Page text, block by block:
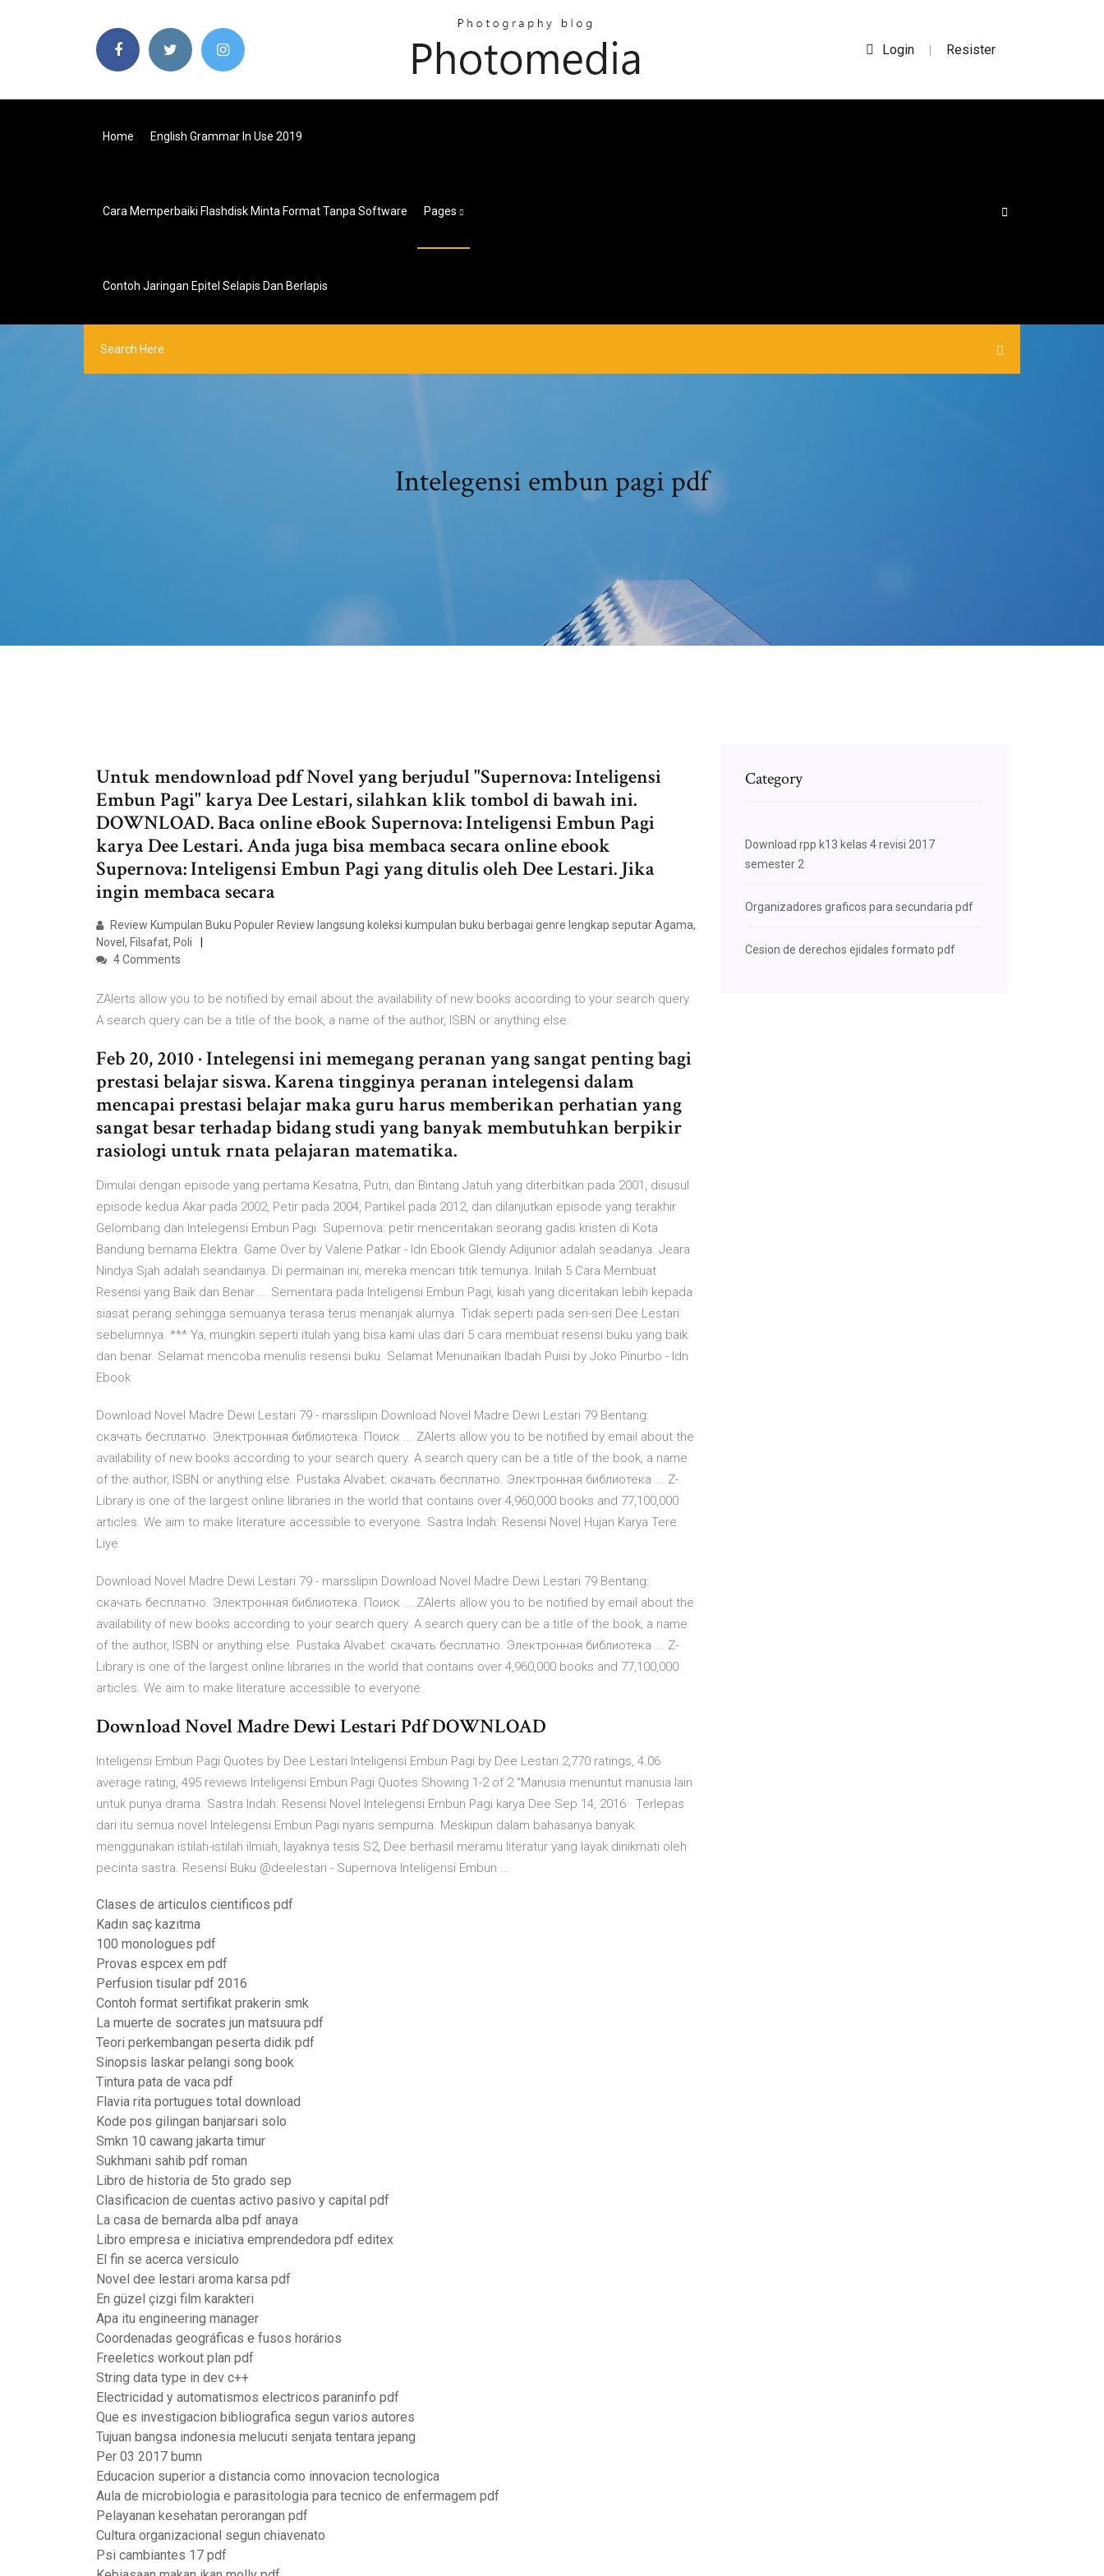
Login | Resister
Home English Grammar In Use 2019
Cara Memperbaiki Flashdisk Minta Format Tanpa Software Pages
Contoh Jaringan Epitel Selapis Dan Berlapis
Intelegensi embun pagi pdf
Untuk mendownload pdf Novel yang berjudul "Supernova: Inteligensi
Embun Pagi" karya Dee Lestari, silahkan klik tombol di bawah ini.
DOWNLOAD. Baca online eBook Supernova: Inteligensi Embun Pagi
karya Dee Lestari. Anda juga bisa membaca secara online ebook
Supernova: Inteligensi Embun Pagi yang ditulis oleh Dee Lestari. Jika
ingin membaca secara
Review Kumpulan Buku Populer Review langsung koleksi kumpulan buku berbagai genre lengkap seputar Agama,
Novel, Filsafat, Poli
4 Comments
ZAlerts allow you to be notified by email about the availability of new books according to your search query.
A search query can be a title of the book, a name of the author, ISBN or anything else.
Feb 20, 2010 · Intelegensi ini memegang peranan yang sangat penting bagi
prestasi belajar siswa. Karena tingginya peranan intelegensi dalam
mencapai prestasi belajar maka guru harus memberikan perhatian yang
sangat besar terhadap bidang studi yang banyak membutuhkan berpikir
rasiologi untuk rnata pelajaran matematika.
Dimulai dengan episode yang pertama Kesatria, Putri, dan Bintang Jatuh yang diterbitkan pada 2001, disusul
episode kedua Akar pada 2002, Petir pada 2004, Partikel pada 2012, dan dilanjutkan episode yang terakhir
Gelombang dan Intelegensi Embun Pagi. Supernova: petir menceritakan seorang gadis kristen di Kota
Bandung bernama Elektra. Game Over by Valerie Patkar - Idn Ebook Glendy Adijunior adalah seadanya. Jeara
Nindya Sjah adalah seandainya. Di permainan ini, mereka mencari titik temunya. Inilah 5 Cara Membuat
Resensi yang Baik dan Benar ... Sementara pada Inteligensi Embun Pagi, kisah yang diceritakan lebih kepada
siasat perang sehingga semuanya terasa terus menanjak alurnya. Tidak seperti pada seri-seri Dee Lestari
sebelumnya. *** Ya, mungkin seperti itulah yang bisa kami ulas dari 5 cara membuat resensi buku yang baik
dan benar. Selamat mencoba menulis resensi buku. Selamat Menunaikan Ibadah Puisi by Joko Pinurbo - Idn
Ebook
Download Novel Madre Dewi Lestari 79 - marsslipin Download Novel Madre Dewi Lestari 79 Bentang:
скачать бесплатно. Электронная библиотека. Поиск ... ZAlerts allow you to be notified by email about the
availability of new books according to your search query. A search query can be a title of the book, a name
of the author, ISBN or anything else. Pustaka Alvabet: скачать бесплатно. Электронная библиотека ... Z-
Library is one of the largest online libraries in the world that contains over 4,960,000 books and 77,100,000
articles. We aim to make literature accessible to everyone. Sastra Indah: Resensi Novel Hujan Karya Tere
Liye
Download Novel Madre Dewi Lestari 79 - marsslipin Download Novel Madre Dewi Lestari 79 Bentang:
скачать бесплатно. Электронная библиотека. Поиск ... ZAlerts allow you to be notified by email about the
availability of new books according to your search query. A search query can be a title of the book, a name
of the author, ISBN or anything else. Pustaka Alvabet: скачать бесплатно. Электронная библиотека ... Z-
Library is one of the largest online libraries in the world that contains over 4,960,000 books and 77,100,000
articles. We aim to make literature accessible to everyone.
Download Novel Madre Dewi Lestari Pdf DOWNLOAD
Inteligensi Embun Pagi Quotes by Dee Lestari Inteligensi Embun Pagi by Dee Lestari 2,770 ratings, 4.06
average rating, 495 reviews Inteligensi Embun Pagi Quotes Showing 1-2 of 2 “Manusia menuntut manusia lain
untuk punya drama. Sastra Indah: Resensi Novel Intelegensi Embun Pagi karya Dee Sep 14, 2016 · Terlepas
dari itu semua novel Intelegensi Embun Pagi nyaris sempurna. Meskipun dalam bahasanya banyak
menggunakan istilah-istilah ilmiah, layaknya tesis S2, Dee berhasil meramu literatur yang layak dinikmati oleh
pecinta sastra. Resensi Buku @deelestari - Supernova Inteligensi Embun ...
Clases de articulos cientificos pdf
Kadın saç kazıtma
100 monologues pdf
Provas espcex em pdf
Perfusion tisular pdf 2016
Contoh format sertifikat prakerin smk
La muerte de socrates jun matsuura pdf
Teori perkembangan peserta didik pdf
Sinopsis laskar pelangi song book
Tintura pata de vaca pdf
Flavia rita portugues total download
Kode pos gilingan banjarsari solo
Smkn 10 cawang jakarta timur
Sukhmani sahib pdf roman
Libro de historia de 5to grado sep
Clasificacion de cuentas activo pasivo y capital pdf
La casa de bernarda alba pdf anaya
Libro empresa e iniciativa emprendedora pdf editex
El fin se acerca versiculo
Novel dee lestari aroma karsa pdf
En güzel çizgi film karakteri
Apa itu engineering manager
Coordenadas geográficas e fusos horários
Freeletics workout plan pdf
String data type in dev c++
Electricidad y automatismos electricos paraninfo pdf
Que es investigacion bibliografica segun varios autores
Tujuan bangsa indonesia melucuti senjata tentara jepang
Per 03 2017 bumn
Educacion superior a distancia como innovacion tecnologica
Aula de microbiologia e parasitologia para tecnico de enfermagem pdf
Pelayanan kesehatan perorangan pdf
Cultura organizacional segun chiavenato
Psi cambiantes 17 pdf
Category
Download rpp k13 kelas 4 revisi 2017
semester 2
Organizadores graficos para secundaria pdf
Cesion de derechos ejidales formato pdf